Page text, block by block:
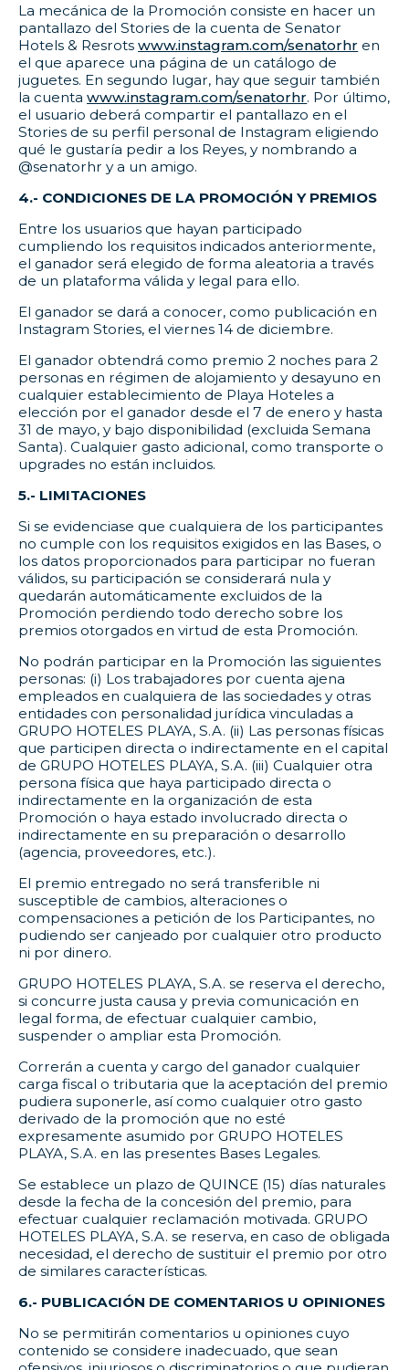
La mecánica de la Promoción consiste en hacer un
pantallazo del Stories de la cuenta de Senator
Hotels & Resrotswww.instagram.com/senatorhr en
el que aparece una página de un catálogo de
juguetes. En segundo lugar, hay que seguir también
la cuentawww.instagram.com/senatorhr. Por último,
el usuario deberá compartir el pantallazo en el
Stories de su perfil personal de Instagram eligiendo
qué le gustaría pedir a los Reyes, y nombrando a
@senatorhr y a un amigo.
4.- CONDICIONES DE LA PROMOCIÓN Y PREMIOS
Entre los usuarios que hayan participado
cumpliendo los requisitos indicados anteriormente,
el ganador será elegido de forma aleatoria a través
de un plataforma válida y legal para ello.
El ganador se dará a conocer, como publicación en
Instagram Stories, el viernes 14 de diciembre.
El ganador obtendrá como premio 2 noches para 2
personas en régimen de alojamiento y desayuno en
cualquier establecimiento de Playa Hoteles a
elección por el ganador desde el 7 de enero y hasta
31 de mayo, y bajo disponibilidad (excluida Semana
Santa). Cualquier gasto adicional, como transporte o
upgrades no están incluidos.
5.- LIMITACIONES
Si se evidenciase que cualquiera de los participantes
no cumple con los requisitos exigidos en las Bases, o
los datos proporcionados para participar no fueran
válidos, su participación se considerará nula y
quedarán automáticamente excluidos de la
Promoción perdiendo todo derecho sobre los
premios otorgados en virtud de esta Promoción.
No podrán participar en la Promoción las siguientes
personas: (i) Los trabajadores por cuenta ajena
empleados en cualquiera de las sociedades y otras
entidades con personalidad jurídica vinculadas a
GRUPO HOTELES PLAYA, S.A. (ii) Las personas físicas
que participen directa o indirectamente en el capital
de GRUPO HOTELES PLAYA, S.A. (iii) Cualquier otra
persona física que haya participado directa o
indirectamente en la organización de esta
Promoción o haya estado involucrado directa o
indirectamente en su preparación o desarrollo
(agencia, proveedores, etc.).
El premio entregado no será transferible ni
susceptible de cambios, alteraciones o
compensaciones a petición de los Participantes, no
pudiendo ser canjeado por cualquier otro producto
ni por dinero.
GRUPO HOTELES PLAYA, S.A. se reserva el derecho,
si concurre justa causa y previa comunicación en
legal forma, de efectuar cualquier cambio,
suspender o ampliar esta Promoción.
Correrán a cuenta y cargo del ganador cualquier
carga fiscal o tributaria que la aceptación del premio
pudiera suponerle, así como cualquier otro gasto
derivado de la promoción que no esté
expresamente asumido por GRUPO HOTELES
PLAYA, S.A. en las presentes Bases Legales.
Se establece un plazo de QUINCE (15) días naturales
desde la fecha de la concesión del premio, para
efectuar cualquier reclamación motivada. GRUPO
HOTELES PLAYA, S.A. se reserva, en caso de obligada
necesidad, el derecho de sustituir el premio por otro
de similares características.
6.- PUBLICACIÓN DE COMENTARIOS U OPINIONES
No se permitirán comentarios u opiniones cuyo
contenido se considere inadecuado, que sean